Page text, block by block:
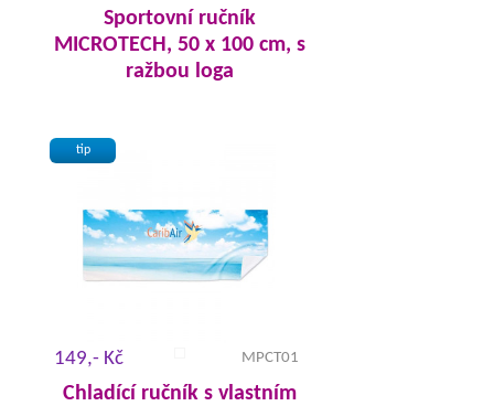
Sportovní ručník
MICROTECH, 50 x 100 cm, s
ražbou loga
tip
149,- Kč MPCT01
Chladící ručník s vlastním